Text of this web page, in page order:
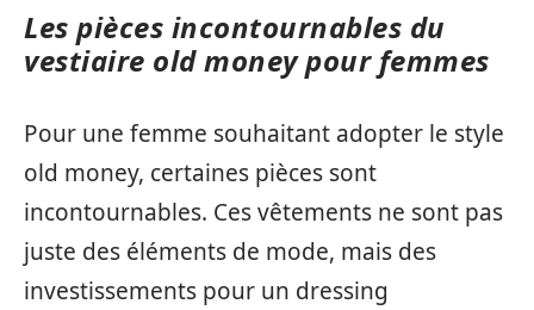
Les pièces incontournables du
vestiaire old money pour femmes
Pour une femme souhaitant adopter le style
old money, certaines pièces sont
incontournables. Ces vêtements ne sont pas
juste des éléments de mode, mais des
investissements pour un dressing